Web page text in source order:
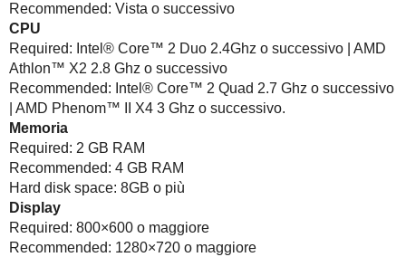
Recommended: Vista o successivo
CPU
Required: Intel® Core™ 2 Duo 2.4Ghz o successivo | AMD
Athlon™ X2 2.8 Ghz o successivo
Recommended: Intel® Core™ 2 Quad 2.7 Ghz o successivo
| AMD Phenom™ II X4 3 Ghz o successivo.
Memoria
Required: 2 GB RAM
Recommended: 4 GB RAM
Hard disk space: 8GB o più
Display
Required: 800×600 o maggiore
Recommended: 1280×720 o maggiore